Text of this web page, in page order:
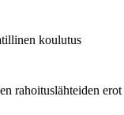
koulutus
rahoituslähteiden erot